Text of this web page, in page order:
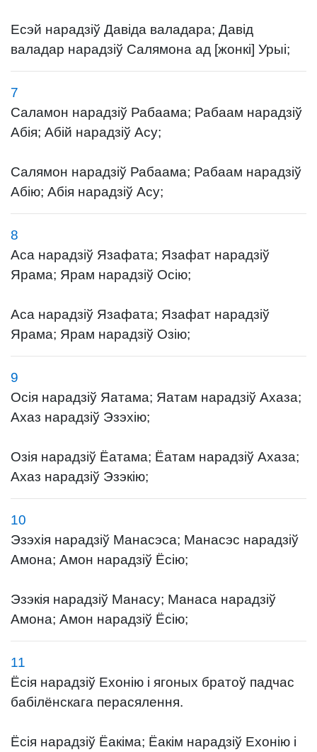
Есэй нарадзіў Давіда валадара; Давід
валадар нарадзіў Салямона ад [жонкі] Урыі;
7
Саламон нарадзіў Рабаама; Рабаам нарадзіў
Абія; Абій нарадзіў Асу;
Салямон нарадзіў Рабаама; Рабаам нарадзіў
Абію; Абія нарадзіў Асу;
8
Аса нарадзіў Язафата; Язафат нарадзіў
Ярама; Ярам нарадзіў Осію;
Аса нарадзіў Язафата; Язафат нарадзіў
Ярама; Ярам нарадзіў Озію;
9
Осія нарадзіў Яатама; Яатам нарадзіў Ахаза;
Ахаз нарадзіў Эзэхію;
Озія нарадзіў Ёатама; Ёатам нарадзіў Ахаза;
Ахаз нарадзіў Эзэкію;
10
Эзэхія нарадзіў Манасэса; Манасэс нарадзіў
Амона; Амон нарадзіў Ёсію;
Эзэкія нарадзіў Манасу; Манаса нарадзіў
Амона; Амон нарадзіў Ёсію;
11
Ёсія нарадзіў Ехонію і ягоных братоў падчас
бабілёнскага перасялення.
Ёсія нарадзіў Ёакіма; Ёакім нарадзіў Ехонію і